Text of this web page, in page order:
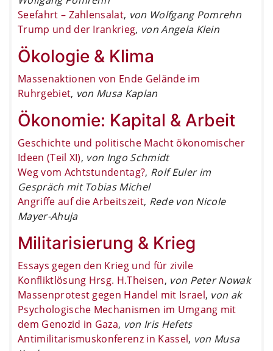
Seefahrt – Zahlensalat, von Wolfgang Pomrehn
Trump und der Irankrieg, von Angela Klein
Ökologie & Klima
Massenaktionen von Ende Gelände im
Ruhrgebiet, von Musa Kaplan
Ökonomie: Kapital & Arbeit
Geschichte und politische Macht ökonomischer
Ideen (Teil XI), von Ingo Schmidt
Weg vom Achtstundentag?, Rolf Euler im
Gespräch mit Tobias Michel
Angriffe auf die Arbeitszeit, Rede von Nicole
Mayer-Ahuja
Militarisierung & Krieg
Essays gegen den Krieg und für zivile
Konfliktlösung Hrsg. H.Theisen, von Peter Nowak
Massenprotest gegen Handel mit Israel, von ak
Psychologische Mechanismen im Umgang mit
dem Genozid in Gaza, von Iris Hefets
Antimilitarismuskonferenz in Kassel, von Musa